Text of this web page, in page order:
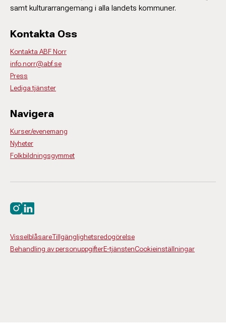
samt kulturarrangemang i alla landets kommuner.
Kontakta Oss
Kontakta ABF Norr
info.norr@abf.se
Press
Lediga tjänster
Navigera
Kurser/evenemang
Nyheter
Folkbildningsgymmet
VisselblåsareTillgänglighetsredogörelse
Behandling av personuppgifterE-tjänstenCookieinställningar
Besök oss på instagram
Besök oss på linkedin